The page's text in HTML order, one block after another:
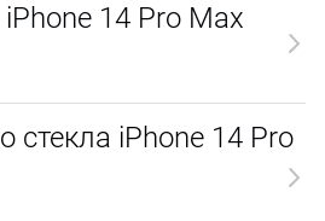
14 Pro Max
стекла iPhone 14 Pro